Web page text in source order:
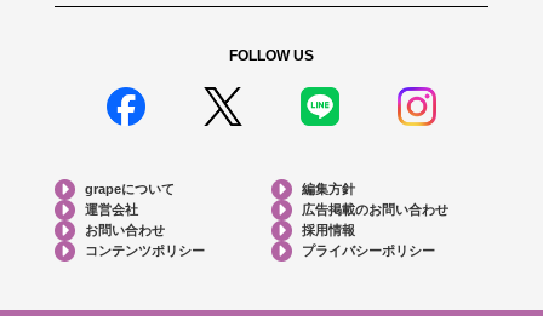
FOLLOW US
grapeについて
編集方針
運営会社
広告掲載のお問い合わせ
お問い合わせ
採用情報
コンテンツポリシー
プライバシーポリシー